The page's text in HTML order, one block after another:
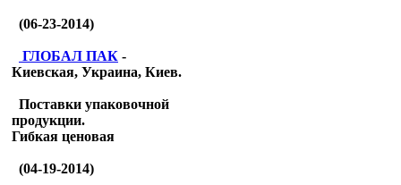
(06-23-2014)
ГЛОБАЛ ПАК -
Киевская, Украина, Киев.
Поставки упаковочной
продукции.
Гибкая ценовая
(04-19-2014)